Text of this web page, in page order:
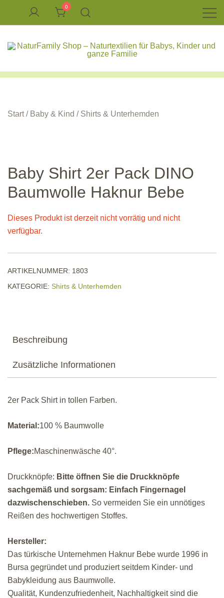
0
NaturFamily Shop – Naturtextilien für Babys,
Kinder und ganze Familie
Start/ Baby & Kind / Shirts & Unterhemden
Baby Shirt 2er Pack DINO
Baumwolle Haknur Bebe
Dieses Produkt ist derzeit nicht vorrätig und nicht
verfügbar.
ARTIKELNUMMER: 1803
KATEGORIE: Shirts & Unterhemden
Beschreibung
Zusätzliche Informationen
2er Pack Shirt in tollen Farben.
Material:100 % Baumwolle
Pflege:Maschinenwäsche 40°.
Druckknöpfe: Bitte öffnen Sie die Druckknöpfe
sachgemäß und sorgsam: Einfach Fingernagel
dazwischenschieben. So vermeiden Sie ein unnötiges
Reißen des hochwertigen Stoffes.
Hersteller:
Das türkische Unternehmen Haknur Bebe wurde 1996 in
Bursa gegründet und produziert seitdem Kinder- und
Babykleidung aus Baumwolle.
Qualität, Kundenzufriedenheit, Nachhaltigkeit sind die